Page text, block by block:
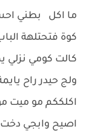
ما اكل بطني
كوة فتحتلهة
كالت كومي نزلي
ولج حيدر راح
اكلككم مو ميت
اصيح وابجي